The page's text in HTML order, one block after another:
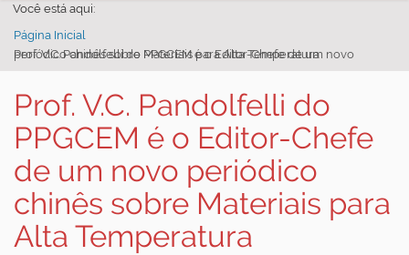
Você está aqui:
Página Inicial
Prof. V.C. Pandolfelli do PPGCEM é o Editor-Chefe de um novo periódico chinês sobre Materiais para Alta Temperatura
Prof. V.C. Pandolfelli do
PPGCEM é o Editor-Chefe
de um novo periódico
chinês sobre Materiais para
Alta Temperatura